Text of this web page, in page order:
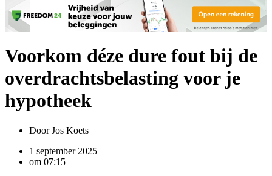
Voorkom déze dure fout bij de
overdrachtsbelasting voor je
hypotheek
DoorJos Koets
1 september 2025
om 07:15